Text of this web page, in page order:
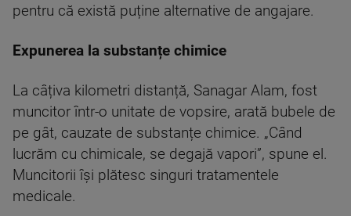
pentru că există puține alternative de angajare.
Expunerea la substanțe chimice
La câțiva kilometri distanță, Sanagar Alam, fost
muncitor într-o unitate de vopsire, arată bubele de
pe gât, cauzate de substanțe chimice. „Când
lucrăm cu chimicale, se degajă vapori”, spune el.
Muncitorii își plătesc singuri tratamentele
medicale.